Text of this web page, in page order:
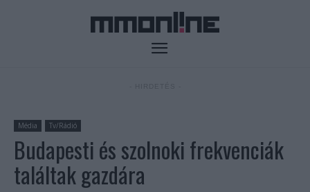
Média Tv/Rádió
Budapesti és szolnoki frekvenciák
találtak gazdára